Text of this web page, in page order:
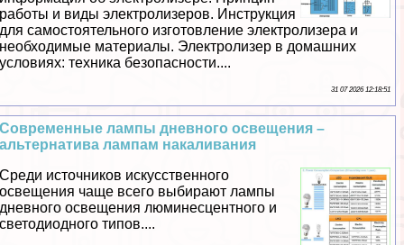
работы и виды электролизеров. Инструкция
для самостоятельного изготовление электролизера и
необходимые материалы. Электролизер в домашних
условиях: техника безопасности....
31 07 2026 12:18:51
Современные лампы дневного освещения –
альтернатива лампам накаливания
Среди источников искусственного
освещения чаще всего выбирают лампы
дневного освещения люминесцентного и
светодиодного типов....